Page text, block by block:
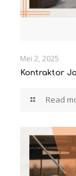
Mei 2, 2025
Kontraktor
Read